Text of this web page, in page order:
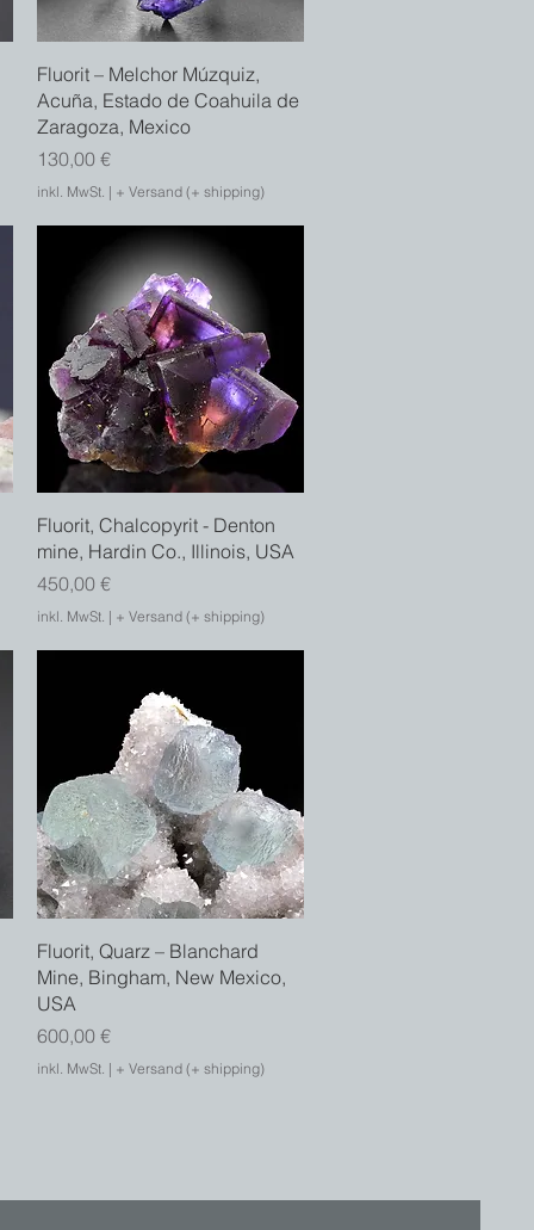
Schnellansicht
Fluorit – Melchor Múzquiz,
Acuña, Estado de Coahuila de
Zaragoza, Mexico
Preis
130,00 €
inkl. MwSt. | + Versand (+ shipping)
Schnellansicht
Fluorit, Chalcopyrit - Denton
mine, Hardin Co., Illinois, USA
Preis
450,00 €
inkl. MwSt. | + Versand (+ shipping)
Schnellansicht
Fluorit, Quarz – Blanchard
Mine, Bingham, New Mexico,
USA
Preis
600,00 €
inkl. MwSt. | + Versand (+ shipping)